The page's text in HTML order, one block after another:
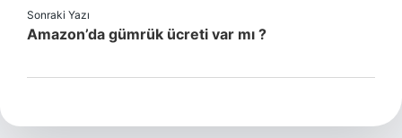
Sonraki Yazı
Amazon’da gümrük ücreti var mı ?